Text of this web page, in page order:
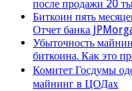
после продажи 20
Биткоин пять
Отчет банка
Убыточность
биткоина. Как это
Комитет Госдумы
майнинг в ЦОДах